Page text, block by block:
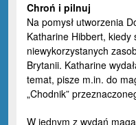
Chroń i pilnuj
Na pomysł utworzenia
Katharine Hibbert, kiedy
niewykorzystanych
Brytanii. Katharine
temat, pisze m.in. do
„Chodnik”
W jednym z wydań